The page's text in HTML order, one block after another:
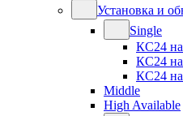
Установка и
Single
КС24
КС24
КС24
Middle
High Available